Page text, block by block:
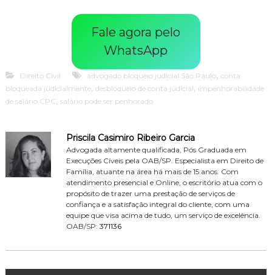
Fale agora pelo
WhatsApp
Direito Civil advogado bloqueio judicial São Paulo, conta
bloqueada judicialmente, desbloqueio de conta judicial, impenhorabilidade
de salário CPC , salário pode ser penhorado
Priscila Casimiro Ribeiro Garcia
Advogada altamente qualificada, Pós Graduada em
Execuções Cíveis pela OAB/SP. Especialista em Direito de
Família, atuante na área há mais de 15 anos. Com
atendimento presencial e Online, o escritório atua com o
propósito de trazer uma prestação de serviços de
confiança e a satisfação integral do cliente, com uma
equipe que visa acima de tudo, um serviço de excelência.
OAB/SP: 371136